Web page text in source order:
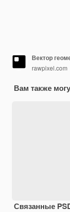
Вектор
rawpixel.com
Вам также
Связанные